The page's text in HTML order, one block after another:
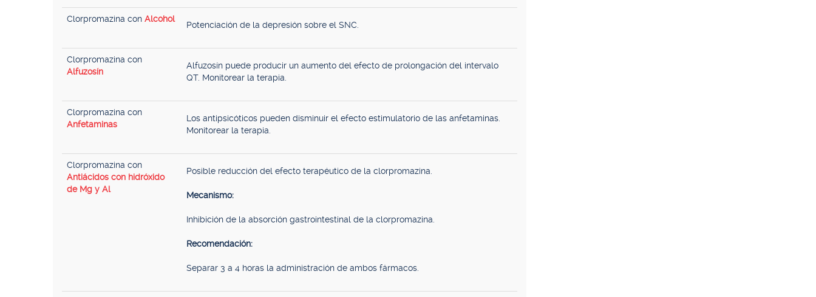
Clorpromazina con Alcohol
Potenciación de la depresión sobre el SNC.
Clorpromazina con
Alfuzosín
Alfuzosín puede producir un aumento del efecto de prolongación del intervalo
QT. Monitorear la terapia.
Clorpromazina con
Anfetaminas
Los antipsicóticos pueden disminuir el efecto estimulatorio de las anfetaminas.
Monitorear la terapia.
Clorpromazina con
Antiácidos con hidróxido
de Mg y Al
Posible reducción del efecto terapéutico de la clorpromazina.
Mecanismo:
Inhibición de la absorción gastrointestinal de la clorpromazina.
Recomendación:
Separar 3 a 4 horas la administración de ambos fármacos.